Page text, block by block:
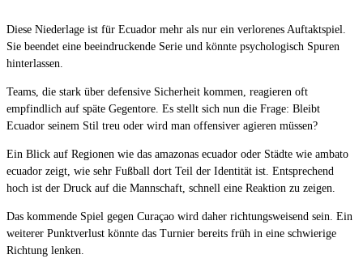
Diese Niederlage ist für Ecuador mehr als nur ein verlorenes Auftaktspiel.
Sie beendet eine beeindruckende Serie und könnte psychologisch Spuren
hinterlassen.
Teams, die stark über defensive Sicherheit kommen, reagieren oft
empfindlich auf späte Gegentore. Es stellt sich nun die Frage: Bleibt
Ecuador seinem Stil treu oder wird man offensiver agieren müssen?
Ein Blick auf Regionen wie das amazonas ecuador oder Städte wie ambato
ecuador zeigt, wie sehr Fußball dort Teil der Identität ist. Entsprechend
hoch ist der Druck auf die Mannschaft, schnell eine Reaktion zu zeigen.
Das kommende Spiel gegen Curaçao wird daher richtungsweisend sein. Ein
weiterer Punktverlust könnte das Turnier bereits früh in eine schwierige
Richtung lenken.